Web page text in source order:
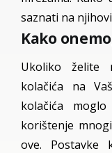
saznati na
Kako
Ukoliko želite
kolačića na
kolačića
korištenje
ove. Postavke